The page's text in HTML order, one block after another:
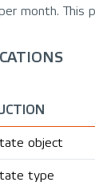
month. This
object
type